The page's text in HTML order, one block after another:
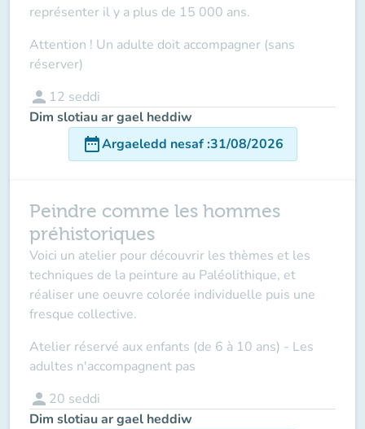
représenter il y a plus de 15 000 ans.
Attention ! Un adulte doit accompagner (sans
réserver)
person 12 seddi
Dim slotiau ar gael heddiw
date_rangeArgaeledd nesaf:31/08/2026
Peindre comme les hommes
préhistoriques
Voici un atelier pour découvrir les thèmes et les
techniques de la peinture au Paléolithique, et
réaliser une oeuvre colorée individuelle puis une
fresque collective.
Atelier réservé aux enfants (de 6 à 10 ans) - Les
adultes n'accompagnent pas
person 20 seddi
Dim slotiau ar gael heddiw